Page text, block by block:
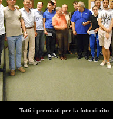
Tutti i premiati per la foto di rito